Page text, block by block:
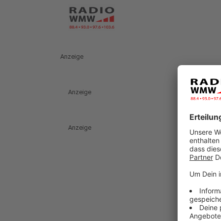
Anzeige
Anzeige
Anzeige